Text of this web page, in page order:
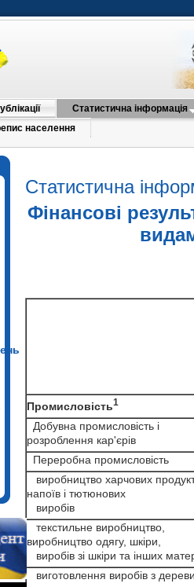
Статистична інформація
населення
Статистична
Фінансові
Промисловість1
Добувна промисловість і
розроблення кар'єрів
Переробна промисловість
виробництво харчових
напоїв і тютюнових
виробів
текстильне виробництво,
виробництво одягу, шкіри,
виробів зі шкіри та інших
виготовлення виробів з